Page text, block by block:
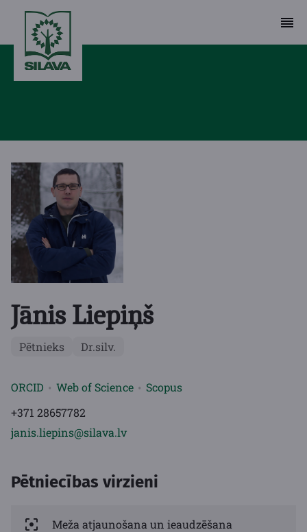
Jānis Liepiņš
Pētnieks Dr.silv.
ORCID Web of Science
Scopus
+371 28657782
janis.liepins@silava.lv
Pētniecības virzieni
Meža atjaunošana un ieaudzēšana